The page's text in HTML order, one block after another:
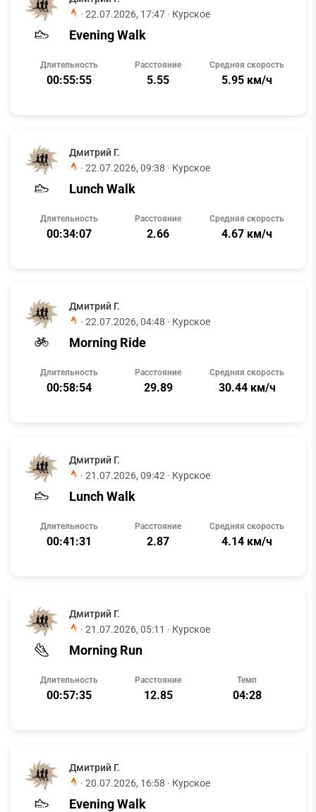
· 22.07.2026, 17:47 · Курское
Evening Walk
Длительность
00:55:55
Расстояние
5.55
Средняя скорость
5.95 км/ч
Дмитрий Г.
· 22.07.2026, 09:38 · Курское
Lunch Walk
Длительность
00:34:07
Расстояние
2.66
Средняя скорость
4.67 км/ч
Дмитрий Г.
· 22.07.2026, 04:48 · Курское
Morning Ride
Длительность
00:58:54
Расстояние
29.89
Средняя скорость
30.44 км/ч
Дмитрий Г.
· 21.07.2026, 09:42 · Курское
Lunch Walk
Длительность
00:41:31
Расстояние
2.87
Средняя скорость
4.14 км/ч
Дмитрий Г.
· 21.07.2026, 05:11 · Курское
Morning Run
Длительность
00:57:35
Расстояние
12.85
Темп
04:28
Дмитрий Г.
· 20.07.2026, 16:58 · Курское
Evening Walk